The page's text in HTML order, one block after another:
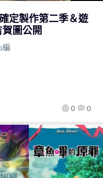
定製作第二季＆遊
圖公開
編
0 0